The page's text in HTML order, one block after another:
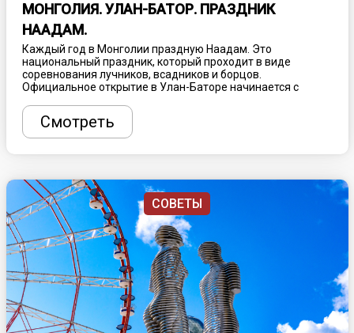
МОНГОЛИЯ. УЛАН-БАТОР. ПРАЗДНИК
НААДАМ.
Каждый год в Монголии праздную Наадам. Это
национальный праздник, который проходит в виде
соревнования лучников, всадников и борцов.
Официальное открытие в Улан-Баторе начинается с
начинаются сами соревнования, которые проходят по
олимпийской системе. Праздничные мероприятия
проходят на все территории страны.
Смотреть
СОВЕТЫ